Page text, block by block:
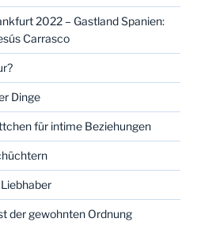
2022 – Gastland Spanien:
Carrasco
Dinge
für intime Beziehungen
der gewohnten Ordnung